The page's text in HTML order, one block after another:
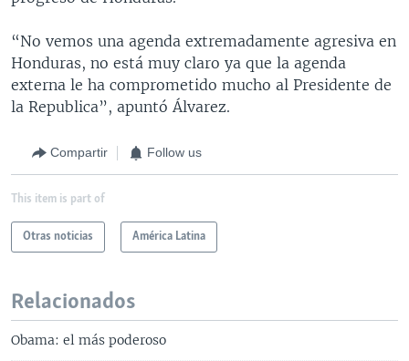
“No vemos una agenda extremadamente agresiva en
Honduras, no está muy claro ya que la agenda
externa le ha comprometido mucho al Presidente de
la Republica”, apuntó Álvarez.
Compartir Follow us
This item is part of
Otras noticias América Latina
Relacionados
Obama: el más poderoso